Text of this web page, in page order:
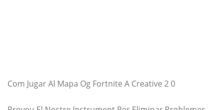
Com Jugar Al Mapa Og Fortnite A Creative 2 0